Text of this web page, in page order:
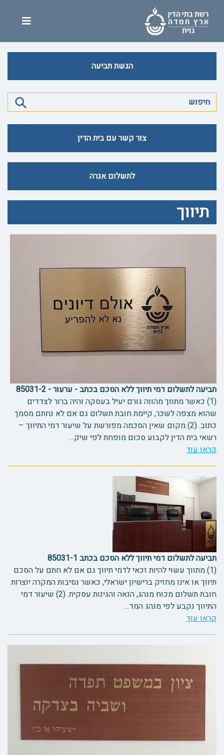
הגשת תביעה
צור קשר עם בית הדין
לתשלום אגרה
תיווך
תביעה לתשלום דמי תיווך ללא הסכם בכתב - ערעור - 85031-2
(1) כאשר מתווך מהווה גורם יעיל בעסקה והיה ברור לצדדים
שהוא מצפה לשכר, קיימת חובת תשלום גם אם לא נחתם מסמך
כתוב. (2) מקום שאין הסכמה מפורשת על שיעור דמי התיווך –
רשאי בית הדין לקבוע סכום מופחת לפי שיק...
קראו עוד
תביעה לתשלום דמי תיווך ללא הסכם בכתב 85031-1
(1) מתווך עשוי להיות זכאי לדמי תיווך גם אם לא חתם על הסכם
תיווך או אינו מחזיק ברישיון ישראלי, כאשר נסיבות המקרה יוצרות
חובת תשלום מכוח מנהג, הנאה והגינות עסקית. (2) שיעור דמי
התיווך נקבע לפי מנהג המד...
קראו עוד